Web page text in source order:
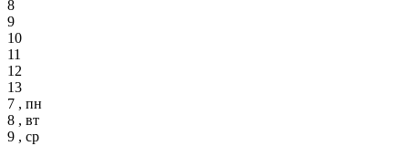
8
9
10
11
12
13
7 , пн
8 , вт
9 , ср